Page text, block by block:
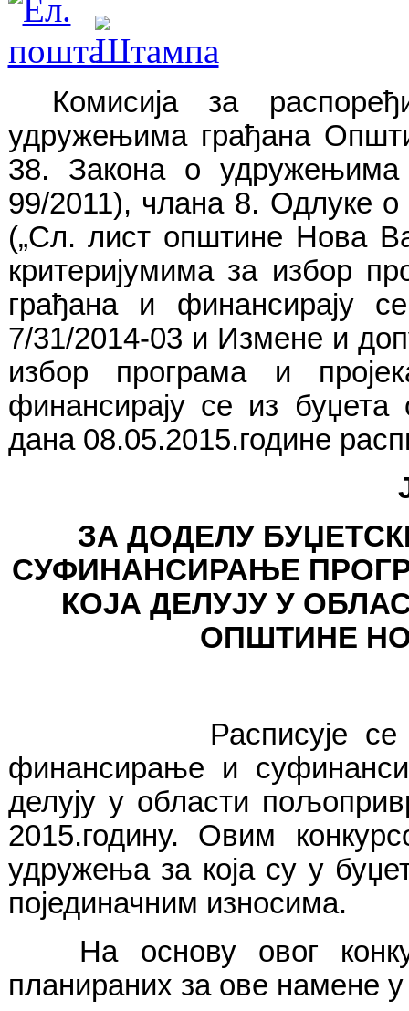
Комисија за
удружењима грађана
38. Закона о
99/2011), члана 8. Одлуке
(„Сл. лист општине Нова
критеријумима за избор
грађана и финансирају
7/31/2014-03 и Измене и
избор програма и
финансирају се из
дана 08.05.2015.године
ЗА ДОДЕЛУ
СУФИНАНСИРАЊЕ
КОЈА ДЕЛУЈУ У
ОПШТИНЕ
Расписује се
финансирање и
делују у области
2015.годину. Овим
удружења за која су у
појединачним износима.
На основу овог
планираних за ове намене у